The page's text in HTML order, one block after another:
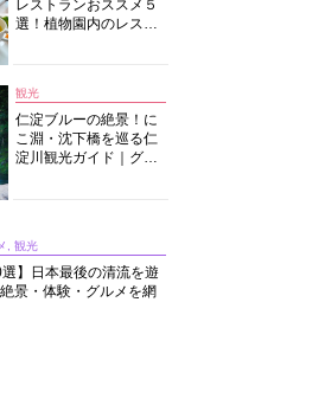
レストランおススメ５
選！植物園内のレスト
観光
仁淀ブルーの絶景！に
こ淵・沈下橋を巡る仁
淀川観光ガイド｜グル
, 観光
選】日本最後の清流を遊
景・体験・グルメを網